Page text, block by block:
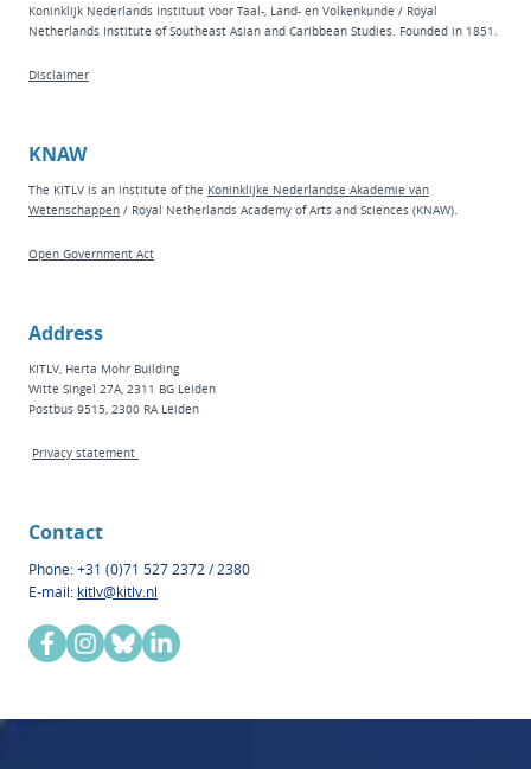
Koninklijk Nederlands Instituut voor Taal-, Land- en Volkenkunde / Royal
Netherlands Institute of Southeast Asian and Caribbean Studies. Founded in 1851.
Disclaimer
KNAW
The KITLV is an institute of the Koninklijke Nederlandse Akademie van
Wetenschappen / Royal Netherlands Academy of Arts and Sciences (KNAW).
Open Government Act
Address
KITLV, Herta Mohr Building
Witte Singel 27A, 2311 BG Leiden
Postbus 9515, 2300 RA Leiden
Privacy statement
Contact
Phone: +31 (0)71 527 2372 / 2380
E-mail: kitlv@kitlv.nl